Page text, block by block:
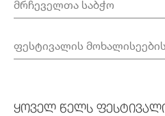
მრჩეველთა საბჭო
ფესტივალის
ყოველ წელს